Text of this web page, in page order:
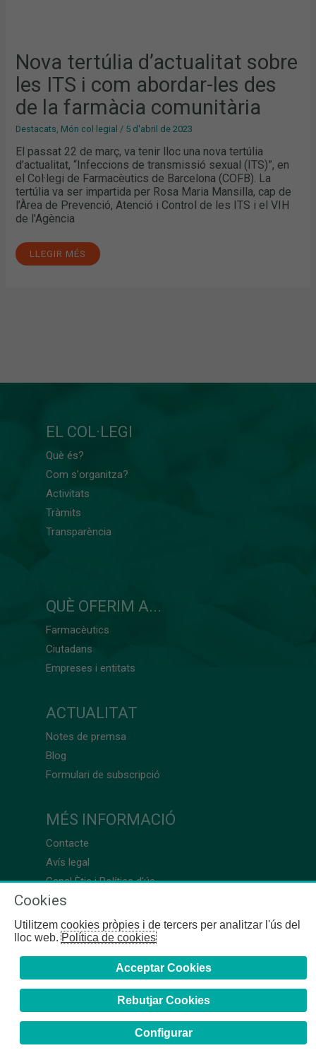
Nova tertúlia d’actualitat sobre
les ITS i com abordar-les des
de la farmàcia comunitària
Destacats, Món col·legial / 5 d'abril de 2023
El passat 22 de març, va tenir lloc una nova tertúlia
d’actualitat, “Infeccions de transmissió sexual (ITS)”, en
el Col·legi de Farmacèutics de Barcelona (COFB). La
tertúlia va ser impartida per Rosa Maria Mansilla, cap de
l’Àrea de Prevenció, Atenció i Control de les ITS i el VIH
de l’Agència
LLEGIR MÉS
EL COL·LEGI
Què és?
Com s'organitza?
Activitats
Tràmits
Transparència
QUÈ OFERIM A...
Farmacèutics
Ciutadans
Empreses i entitats
ACTUALITAT
Notes de premsa
Blog
Formulari de subscripció
MÉS INFORMACIÓ
Contacte
Avís legal
Canal Ètic i Política d’ús
Cookies
Utilitzem cookies pròpies i de tercers per analitzar l'ús del
lloc web.Política de cookies
Acceptar Cookies
Rebutjar Cookies
Configurar